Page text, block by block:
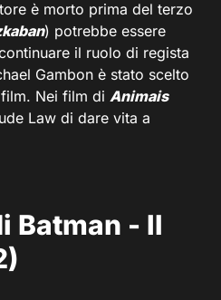
è morto prima del terzo
) potrebbe essere
il ruolo di regista
Gambon è stato scelto
Nei film di Animais
Law di dare vita a
Batman - Il